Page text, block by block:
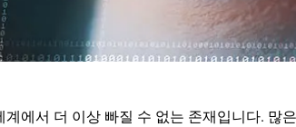
계에서 더 이상 빠질 수 없는 존재입니다. 많